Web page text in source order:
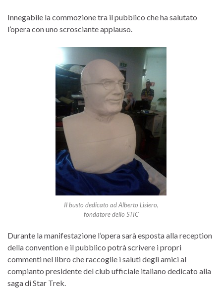
Innegabile la commozione tra il pubblico che ha salutato
l’opera con uno scrosciante applauso.
Il busto dedicato ad Alberto Lisiero,
fondatore dello STIC
Durante la manifestazione l’opera sarà esposta alla reception
della convention e il pubblico potrà scrivere i propri
commenti nel libro che raccoglie i saluti degli amici al
compianto presidente del club ufficiale italiano dedicato alla
saga di Star Trek.